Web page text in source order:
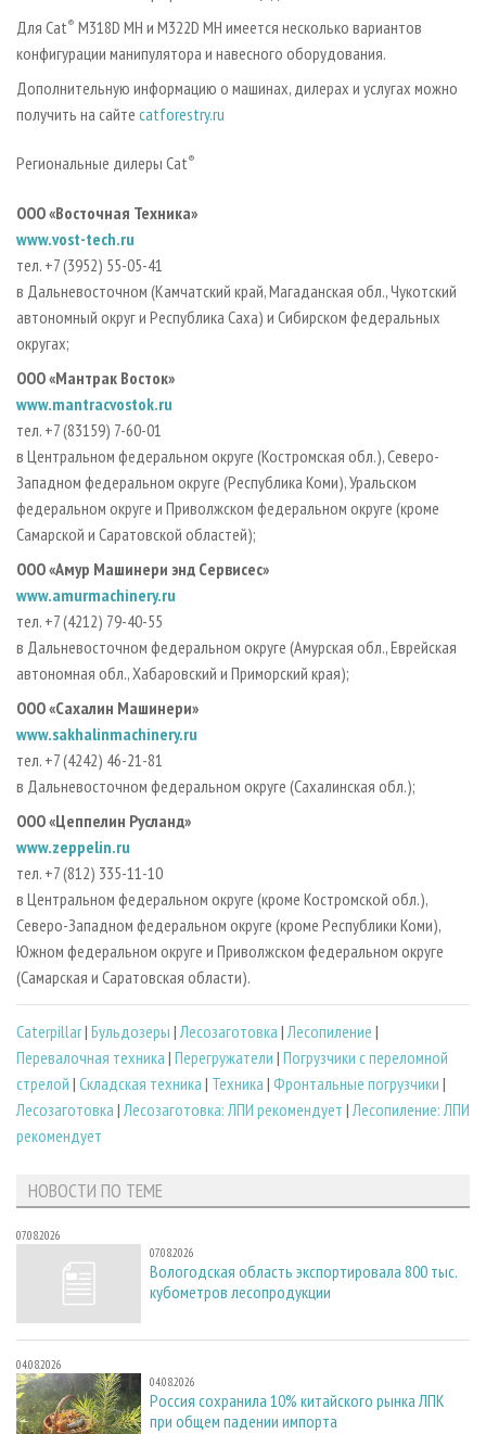
Для Cat® M318D MH и M322D MH имеется несколько вариантов
конфигурации манипулятора и навесного оборудования.
Дополнительную информацию о машинах, дилерах и услугах можно
получить на сайте catforestry.ru
Региональные дилеры Cat®
OOO «Восточная Техника»
www.vost-tech.ru
тел. +7 (3952) 55-05-41
в Дальневосточном (Камчатский край, Магаданская обл., Чукотский
автономный округ и Республика Саха) и Сибирском федеральных
округах;
OOO «Мантрак Восток»
www.mantracvostok.ru
тел. +7 (83159) 7-60-01
в Центральном федеральном округе (Костромская обл.), Северо-
Западном федеральном округе (Республика Коми), Уральском
федеральном округе и Приволжском федеральном округе (кроме
Самарской и Саратовской областей);
OOO «Амур Машинери энд Сервисес»
www.amurmachinery.ru
тел. +7 (4212) 79-40-55
в Дальневосточном федеральном округе (Амурская обл., Еврейская
автономная обл., Хабаровский и Приморский края);
OOO «Сахалин Машинери»
www.sakhalinmachinery.ru
тел. +7 (4242) 46-21-81
в Дальневосточном федеральном округе (Сахалинская обл.);
OOO «Цеппелин Русланд»
www.zeppelin.ru
тел. +7 (812) 335-11-10
в Центральном федеральном округе (кроме Костромской обл.),
Северо-Западном федеральном округе (кроме Республики Коми),
Южном федеральном округе и Приволжском федеральном округе
(Самарская и Саратовская области).
Caterpillar| Бульдозеры |Лесозаготовка |Лесопиление |
Перевалочная техника | Перегружатели | Погрузчики с переломной
стрелой | Складская техника | Техника | Фронтальные погрузчики |
Лесозаготовка |Лесозаготовка: ЛПИ рекомендует |Лесопиление: ЛПИ
рекомендует
НОВОСТИ ПО ТЕМЕ
07.08.2026
07.08.2026
Вологодская область экспортировала 800 тыс.
кубометров лесопродукции
04.08.2026
04.08.2026
Россия сохранила 10% китайского рынка ЛПК
при общем падении импорта